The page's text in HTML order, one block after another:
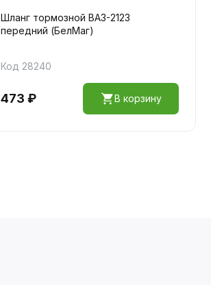
Шланг тормозной ВАЗ-2123
передний (БелМаг)
Код 28240
473 ₽ В корзину